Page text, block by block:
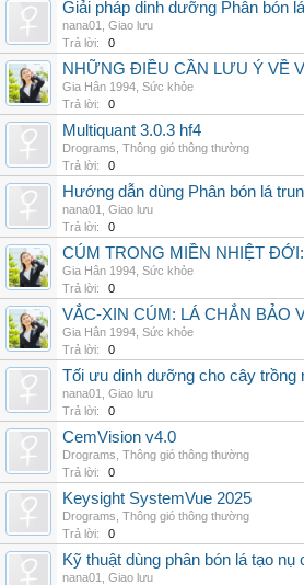
Giải pháp dinh dưỡng Phân bón
nana01
Giao lưu
Trả lời:
0
NHỮNG ĐIỀU CẦN LƯU Ý VỀ
Gia Hân 1994 Sức khỏe
Trả lời:
0
Multiquant 3.0.3 hf4
Drograms Thông gió thông thường
Trả lời:
0
Hướng dẫn dùng Phân bón lá
nana01
Giao lưu
Trả lời:
0
CÚM TRONG MIỀN NHIỆT
Gia Hân 1994 Sức khỏe
Trả lời:
0
VẮC-XIN CÚM: LÁ CHẮN BẢO
Gia Hân 1994 Sức khỏe
Trả lời:
0
Tối ưu dinh dưỡng cho cây trồng
nana01
Giao lưu
Trả lời:
0
CemVision v4.0
Drograms Thông gió thông thường
Trả lời:
0
Keysight SystemVue 2025
Drograms Thông gió thông thường
Trả lời:
0
Kỹ thuật dùng phân bón lá tạo
nana01
Giao lưu